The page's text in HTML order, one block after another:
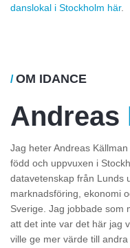
danslokal i Stockholm här.
/OM IDANCE
Andreas
Jag heter Andreas
född och uppvuxen i
datavetenskap från Lunds
marknadsföring, ekonomi
Sverige. Jag jobbade som
att det inte var det här jag
ville ge mer värde till